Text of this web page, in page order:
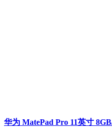
华为 MatePad Pro 11英寸